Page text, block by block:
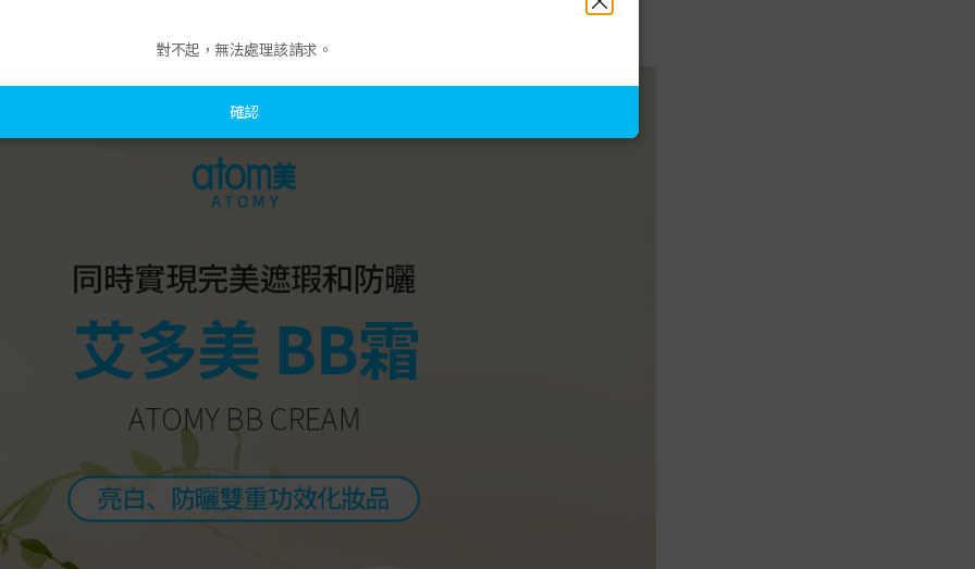
對不起，無法處理該請求。
確認